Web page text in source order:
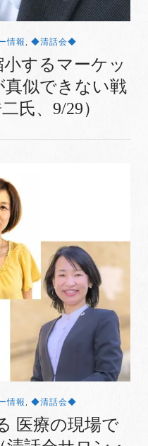
情報 , ◆清話会◆
小するマーケッ
真似できない戦
氏、9/29）
情報 , ◆清話会◆
医療の現場で